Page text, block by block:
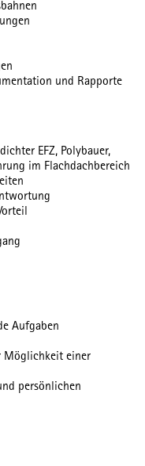
und Rapporte
EFZ, Polybauer,
im Flachdachbereich
Aufgaben
Möglichkeit einer
persönlichen